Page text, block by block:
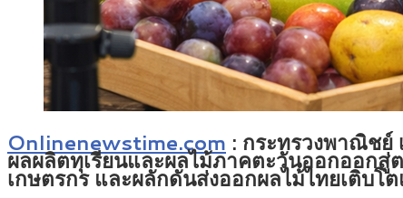
Onlinenewstime.com : กระทรวงพาณิชย์
ผลผลิตทุเรียนและผลไม้ภาคตะวันออกออกสู่
เกษตรกร และผลักดันส่งออกผลไม้ไทยเติบ